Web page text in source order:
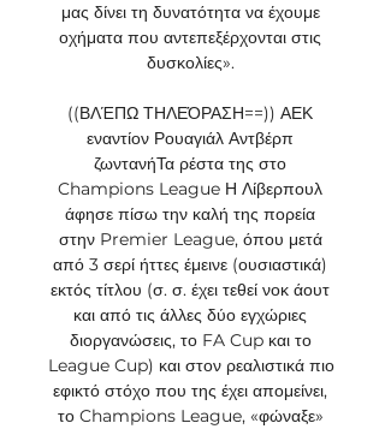
μας δίνει τη δυνατότητα να έχουμε
οχήματα που αντεπεξέρχονται στις
δυσκολίες».
((ΒΛΈΠΩ ΤΗΛΕΌΡΑΣΗ==)) ΑΕΚ
εναντίον Ρουαγιάλ Αντβέρπ
ζωντανήΤα ρέστα της στο
Champions League Η Λίβερπουλ
άφησε πίσω την καλή της πορεία
στην Premier League, όπου μετά
από 3 σερί ήττες έμεινε (ουσιαστικά)
εκτός τίτλου (σ. σ. έχει τεθεί νοκ άουτ
και από τις άλλες δύο εγχώριες
διοργανώσεις, το FA Cup και το
League Cup) και στον ρεαλιστικά πιο
εφικτό στόχο που της έχει απομείνει,
το Champions League, «φώναξε»